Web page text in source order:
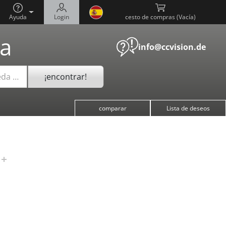
Ayuda Login cesto de compras ( )
info@ccvision.de
… ¡encontrar!
comparar Lista de deseos